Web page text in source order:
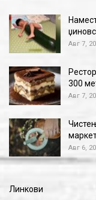
Авг 7,
300
Авг 7,
Авг 6,
Линкови